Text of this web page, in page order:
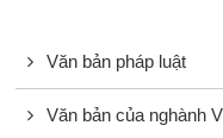
Văn bản pháp luật
Văn bản của nghành